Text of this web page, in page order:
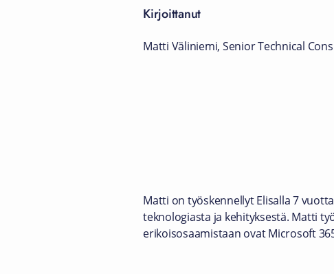
Kirjoittanut
Matti Väliniemi, Senior Technical
Matti on työskennellyt Elisalla 7
teknologiasta ja kehityksestä. Matti
erikoisosaamistaan ovat Microsoft